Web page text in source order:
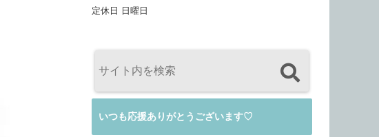
定休日 日曜日
いつも応援ありがとうございます♡